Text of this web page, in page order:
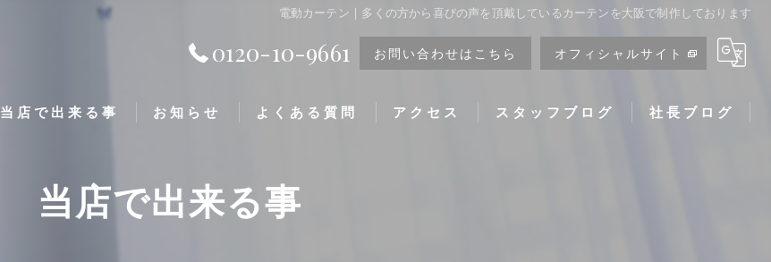
電動カーテン | 多くの方から喜びの声を頂戴しているカーテンを大阪で制作しております
0120-10-9661 お問い合わせはこちら オフィシャルサイト
当店で出来る事 お知らせ よくある質問 アクセス スタッフブログ 社長ブログ
当店で出来る事